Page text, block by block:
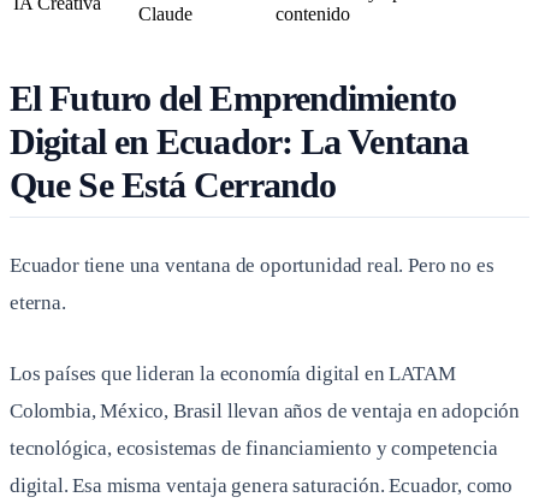
Claude
contenido
El Futuro del Emprendimiento
Digital en Ecuador: La Ventana
Que Se Está Cerrando
Ecuador tiene una ventana de oportunidad real. Pero no es
eterna.
Los países que lideran la economía digital en LATAM
Colombia, México, Brasil llevan años de ventaja en adopción
tecnológica, ecosistemas de financiamiento y competencia
digital. Esa misma ventaja genera saturación. Ecuador, como